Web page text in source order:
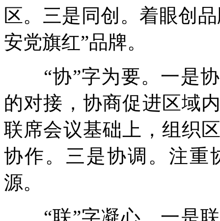
区。三是同创。着眼创
安党旗红”品牌。
“协”字为要。一是协
的对接，协商促进区域
联席会议基础上，组织
协作。三是协调。注重
源。
“联”字凝心。一是联